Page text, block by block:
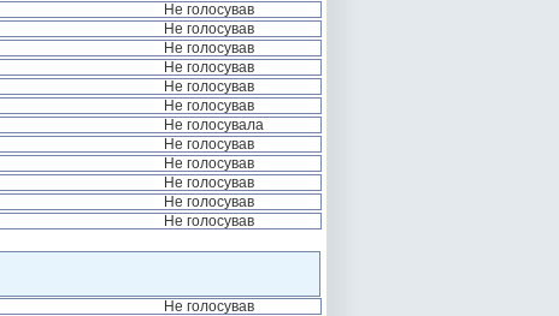
Не голосував
Не голосував
Не голосував
Не голосував
Не голосував
Не голосував
Не голосувала
Не голосував
Не голосував
Не голосував
Не голосував
Не голосував
Не голосував